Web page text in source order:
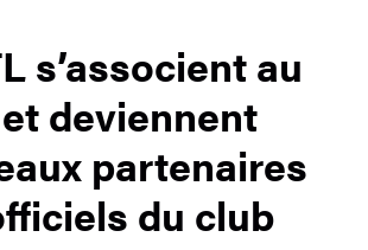
s’associent au
deviennent
partenaires
du club